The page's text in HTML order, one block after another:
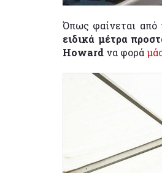
Όπως φαίνεται από
ειδικά μέτρα
Howard να φορά